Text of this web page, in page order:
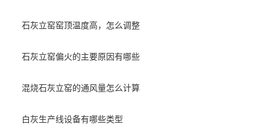
石灰立窑窑顶温度高，怎么调整
石灰立窑偏火的主要原因有哪些
混烧石灰立窑的通风量怎么计算
白灰生产线设备有哪些类型